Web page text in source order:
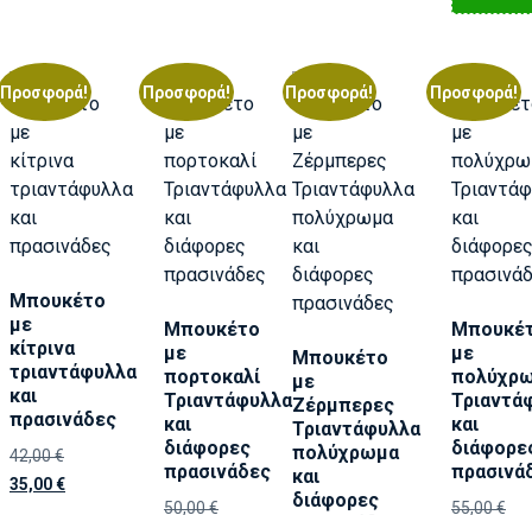
Προσφορά!
Μπουκέτο
με
κίτρινα
τριαντάφυλλα
και
πρασινάδες
42,00€
35,00€
Προσφορά!
Μπουκέτο
με
πορτοκαλί
Τριαντάφυλλα
και
διάφορες
πρασινάδες
50,00€
Προσφορά!
Μπουκέτο
με
Ζέρμπερες
Τριαντάφυλλα
πολύχρωμα
και
διάφορες
Προσφορά!
με
και
55,00€